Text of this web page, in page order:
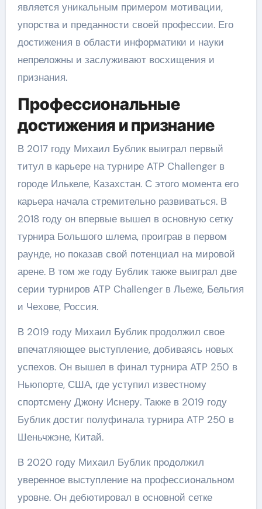
является уникальным примером мотивации,
упорства и преданности своей профессии. Его
достижения в области информатики и науки
непреложны и заслуживают восхищения и
признания.
Профессиональные
достижения и признание
В 2017 году Михаил Бублик выиграл первый
титул в карьере на турнире ATP Challenger в
городе Илькеле, Казахстан. С этого момента его
карьера начала стремительно развиваться. В
2018 году он впервые вышел в основную сетку
турнира Большого шлема, проиграв в первом
раунде, но показав свой потенциал на мировой
арене. В том же году Бублик также выиграл две
серии турниров ATP Challenger в Льеже, Бельгия
и Чехове, Россия.
В 2019 году Михаил Бублик продолжил свое
впечатляющее выступление, добиваясь новых
успехов. Он вышел в финал турнира ATP 250 в
Ньюпорте, США, где уступил известному
спортсмену Джону Иснеру. Также в 2019 году
Бублик достиг полуфинала турнира ATP 250 в
Шеньчжэне, Китай.
В 2020 году Михаил Бублик продолжил
уверенное выступление на профессиональном
уровне. Он дебютировал в основной сетке